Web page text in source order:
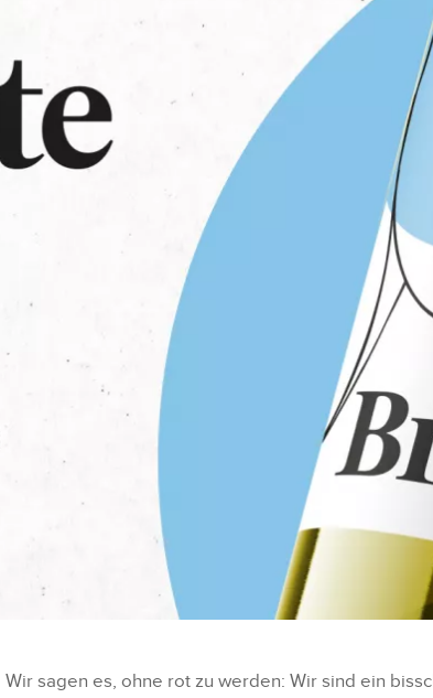
Wir sagen es, ohne rot zu werden: Wir sind ein